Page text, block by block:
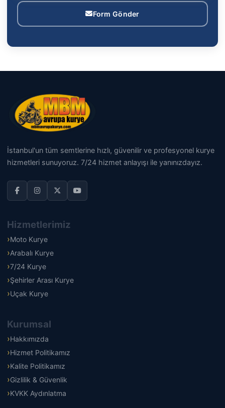
Form Gönder
İstanbul'un tüm semtlerine hızlı, güvenilir ve profesyonel kurye
hizmetleri sunuyoruz. 7/24 hizmet anlayışı ile yanınızdayız.
Hizmetlerimiz
Moto Kurye
Arabalı Kurye
7/24 Kurye
Şehirler Arası Kurye
Uçak Kurye
Kurumsal
Hakkımızda
Hizmet Politikamız
Kalite Politikamız
Gizlilik & Güvenlik
KVKK Aydınlatma